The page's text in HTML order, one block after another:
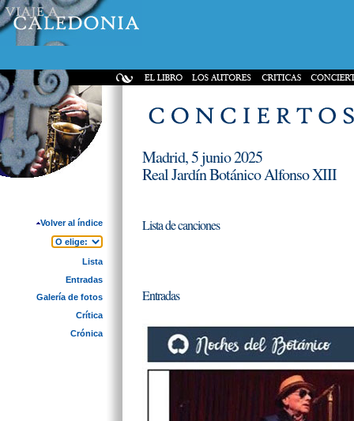
Volver al índice
Lista
Entradas
Galería de fotos
Crítica
Crónica
Madrid, 5 junio 2025
Real Jardín Botánico Alfonso XIII
Lista de canciones
Entradas